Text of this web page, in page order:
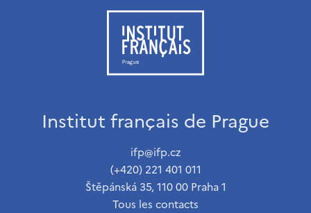
Institut français de Prague
ifp@ifp.cz
(+420) 221 401 011
Štěpánská 35, 110 00 Praha 1
Tous les contacts